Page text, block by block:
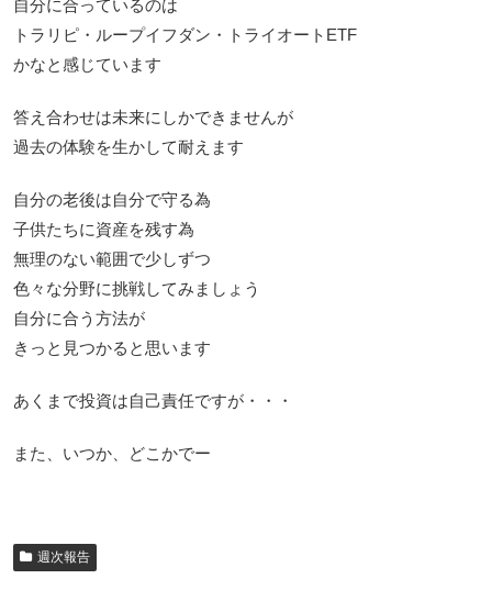
自分に合っているのは
トラリピ・ループイフダン・トライオートETF
かなと感じています
答え合わせは未来にしかできませんが
過去の体験を生かして耐えます
自分の老後は自分で守る為
子供たちに資産を残す為
無理のない範囲で少しずつ
色々な分野に挑戦してみましょう
自分に合う方法が
きっと見つかると思います
あくまで投資は自己責任ですが・・・
また、いつか、どこかでー
週次報告